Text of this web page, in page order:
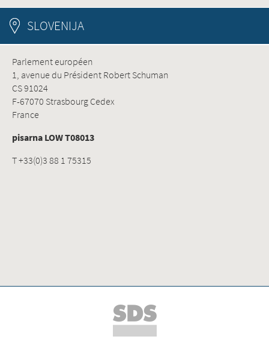
SLOVENIJA
Parlement européen
1, avenue du Président Robert Schuman
CS 91024
F-67070 Strasbourg Cedex
France
pisarna LOW T08013
T +33(0)3 88 1 75315